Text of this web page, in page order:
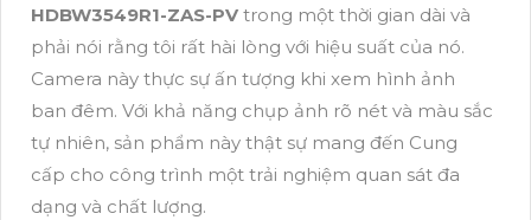
HDBW3549R1-ZAS-PV trong một thời gian dài và
phải nói rằng tôi rất hài lòng với hiệu suất của nó.
Camera này thực sự ấn tượng khi xem hình ảnh
ban đêm. Với khả năng chụp ảnh rõ nét và màu sắc
tự nhiên, sản phẩm này thật sự mang đến Cung
cấp cho công trình một trải nghiệm quan sát đa
dạng và chất lượng.